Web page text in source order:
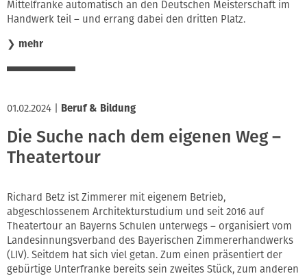
Mittelfranke automatisch an den Deutschen Meisterschaft im
Handwerk teil – und errang dabei den dritten Platz.
❯ mehr
01.02.2024 Beruf & Bildung
Die Suche nach dem eigenen Weg –
Theatertour
Richard Betz ist Zimmerer mit eigenem Betrieb,
abgeschlossenem Architekturstudium und seit 2016 auf
Theatertour an Bayerns Schulen unterwegs – organisiert vom
Landesinnungsverband des Bayerischen Zimmererhandwerks
(LIV). Seitdem hat sich viel getan. Zum einen präsentiert der
gebürtige Unterfranke bereits sein zweites Stück, zum anderen